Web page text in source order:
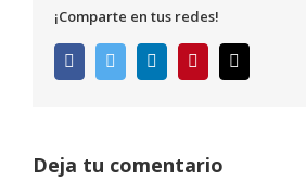
¡Comparte en tus redes!
FacebookTwitter LinkedInPinterest
electrónico
Deja tu comentario